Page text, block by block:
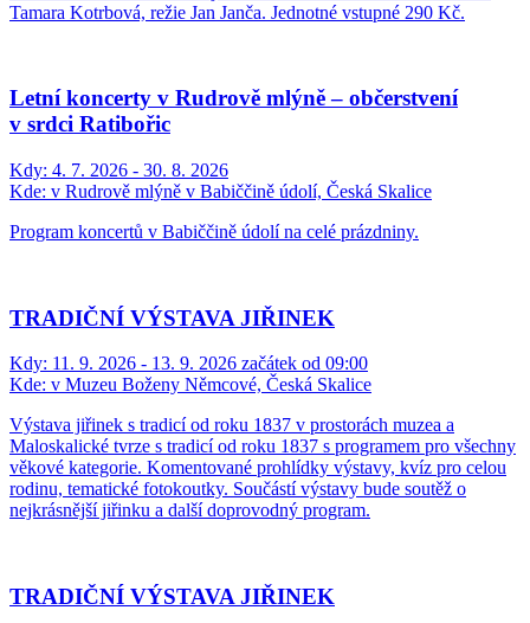
Tamara Kotrbová, režie Jan Janča. Jednotné vstupné 290 Kč.
Letní koncerty v Rudrově mlýně – občerstvení
v srdci Ratibořic
Kdy: 4. 7. 2026 - 30. 8. 2026
Kde: v Rudrově mlýně v Babiččině údolí, Česká Skalice
Program koncertů v Babiččině údolí na celé prázdniny.
TRADIČNÍ VÝSTAVA JIŘINEK
Kdy: 11. 9. 2026 - 13. 9. 2026 začátek od 09:00
Kde: v Muzeu Boženy Němcové, Česká Skalice
Výstava jiřinek s tradicí od roku 1837 v prostorách muzea a
Maloskalické tvrze s tradicí od roku 1837 s programem pro všechny
věkové kategorie. Komentované prohlídky výstavy, kvíz pro celou
rodinu, tematické fotokoutky. Součástí výstavy bude soutěž o
nejkrásnější jiřinku a další doprovodný program.
TRADIČNÍ VÝSTAVA JIŘINEK